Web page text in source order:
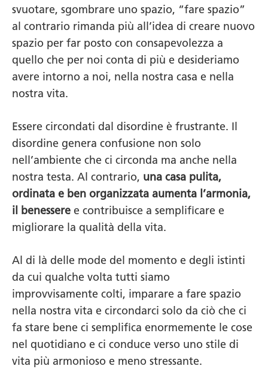
svuotare, sgombrare uno spazio, “fare spazio”
al contrario rimanda più all’idea di creare nuovo
spazio per far posto con consapevolezza a
quello che per noi conta di più e desideriamo
avere intorno a noi, nella nostra casa e nella
nostra vita.
Essere circondati dal disordine è frustrante. Il
disordine genera confusione non solo
nell’ambiente che ci circonda ma anche nella
nostra testa. Al contrario, una casa pulita,
ordinata e ben organizzata aumenta l’armonia,
il benessere e contribuisce a semplificare e
migliorare la qualità della vita.
Al di là delle mode del momento e degli istinti
da cui qualche volta tutti siamo
improvvisamente colti, imparare a fare spazio
nella nostra vita e circondarci solo da ciò che ci
fa stare bene ci semplifica enormemente le cose
nel quotidiano e ci conduce verso uno stile di
vita più armonioso e meno stressante.